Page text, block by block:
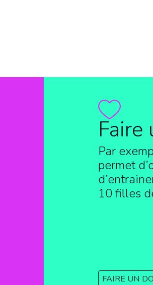
Faire
Par
permet
10 filles
FAIRE UN